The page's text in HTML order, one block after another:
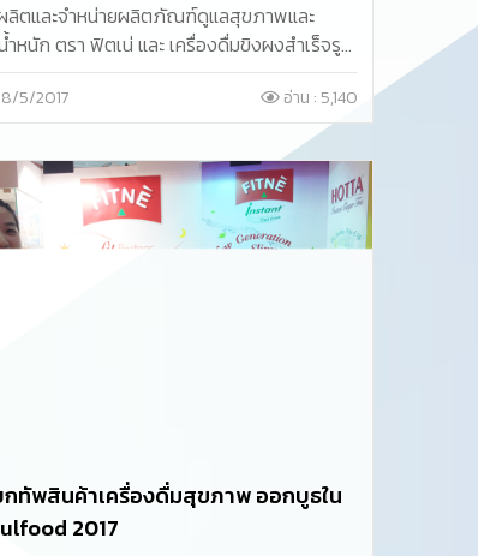
ลิตและจำหน่ายผลิตภัณฑ์ดูแลสุขภาพและ
หนัก ตรา ฟิตเน่ และ เครื่องดื่มขิงผงสำเร็จรูป
ต้า ร่วมออกบูธแสดงสินค้าเพื่อคนรักสุขภาพ
Health Fair 2017”
5/2017 อ่าน : 5,140
กทัพสินค้าเครื่องดื่มสุขภาพ ออกบูธใน
2017